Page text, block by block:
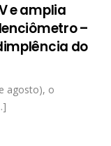
e amplia
–
do
agosto), o